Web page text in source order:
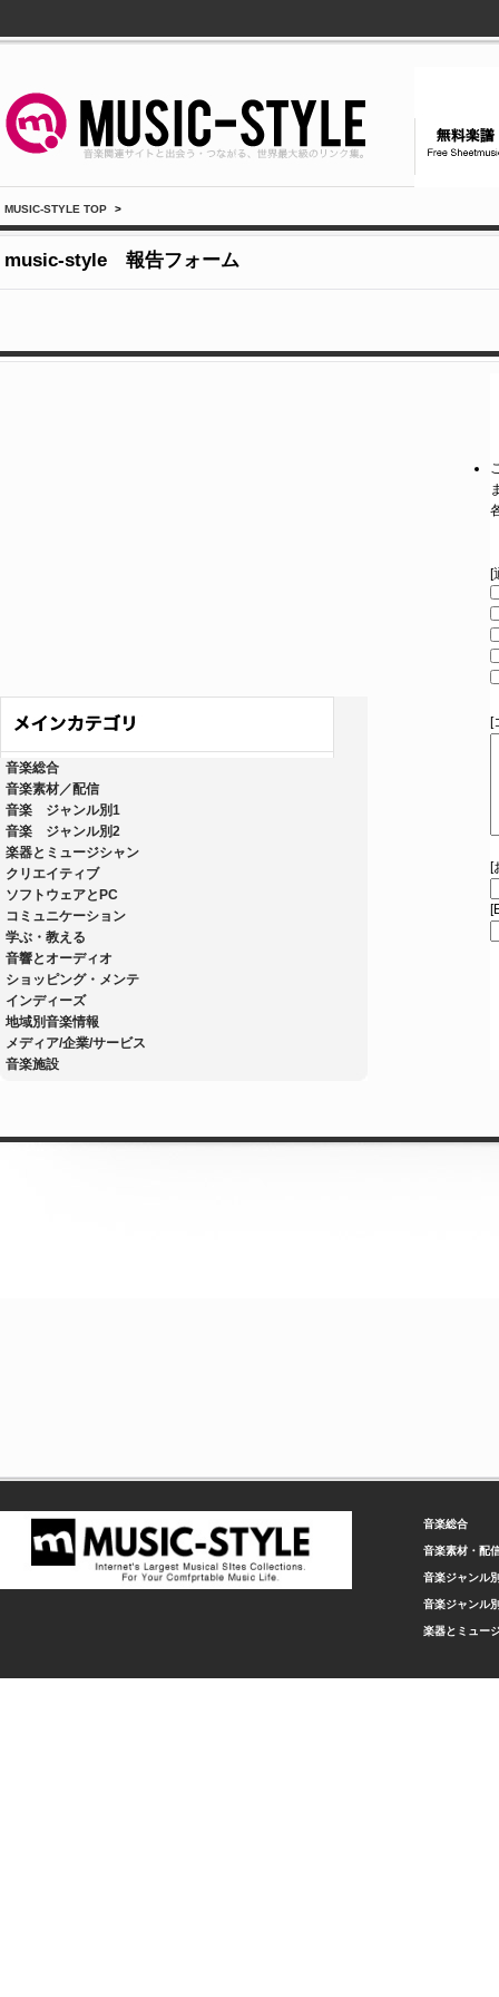
MUSIC-STYLE TOP >
music-style 報告フォーム
音楽総合
音楽素材／配信
音楽 ジャンル別1
音楽 ジャンル別2
楽器とミュージシャン
クリエイティブ
ソフトウェアとPC
コミュニケーション
学ぶ・教える
音響とオーディオ
ショッピング・メンテ
インディーズ
地域別音楽情報
メディア/企業/サービス
音楽施設
[
[
[
音楽総合
音楽素材・配
音楽ジャンル
音楽ジャンル
楽器とミュー